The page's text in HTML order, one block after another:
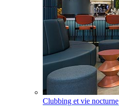
Clubbing et vie nocturne